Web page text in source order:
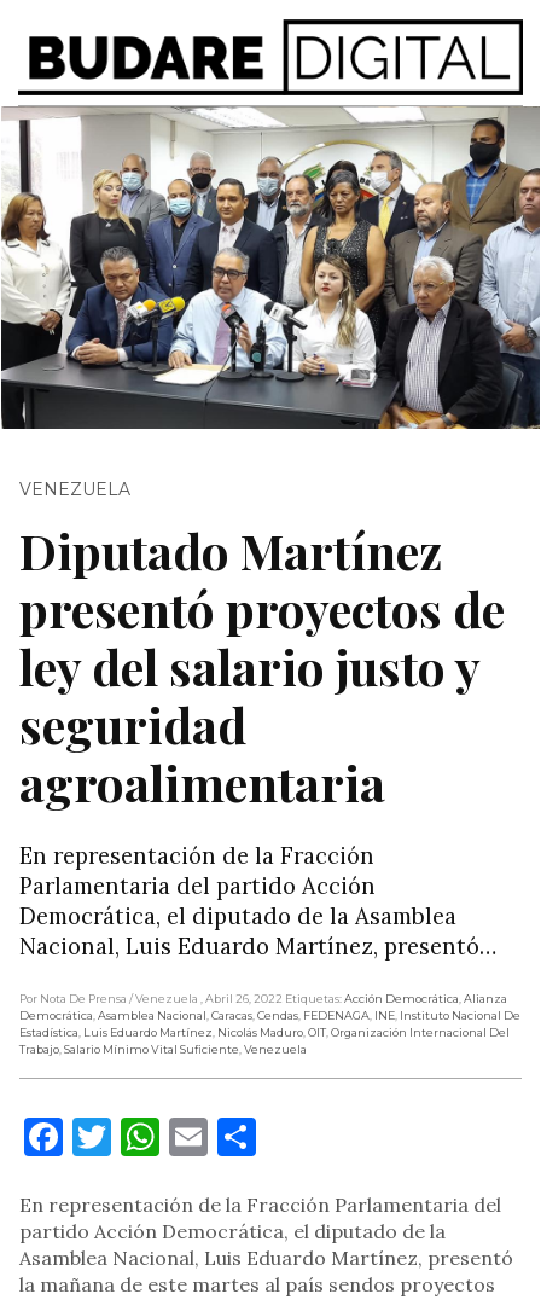
VENEZUELA
Diputado Martínez
presentó proyectos de
ley del salario justo y
seguridad
agroalimentaria
En representación de la Fracción
Parlamentaria del partido Acción
Democrática, el diputado de la Asamblea
Nacional, Luis Eduardo Martínez, presentó…
Por Nota De Prensa / Venezuela , Abril 26, 2022 Etiquetas:Acción Democrática,Alianza
Democrática,Asamblea Nacional,Caracas,Cendas, FEDENAGA, INE, Instituto Nacional De
Estadística, Luis Eduardo Martínez, Nicolás Maduro,OIT,Organización Internacional Del
Trabajo,Salario Mínimo Vital Suficiente,Venezuela
Facebook
Twitter
WhatsApp
Email
En representación de la Fracción Parlamentaria del
partido Acción Democrática, el diputado de la
Asamblea Nacional, Luis Eduardo Martínez, presentó
la mañana de este martes al país sendos proyectos